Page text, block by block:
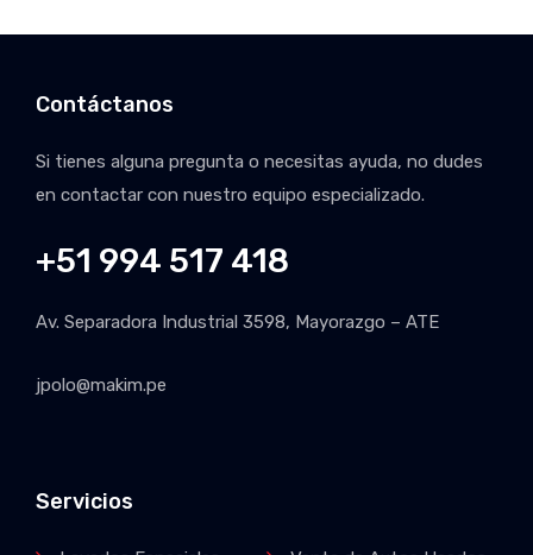
Contáctanos
Si tienes alguna pregunta o necesitas ayuda, no dudes
en contactar con nuestro equipo especializado.
+51 994 517 418
Av. Separadora Industrial 3598, Mayorazgo – ATE
jpolo@makim.pe
Servicios